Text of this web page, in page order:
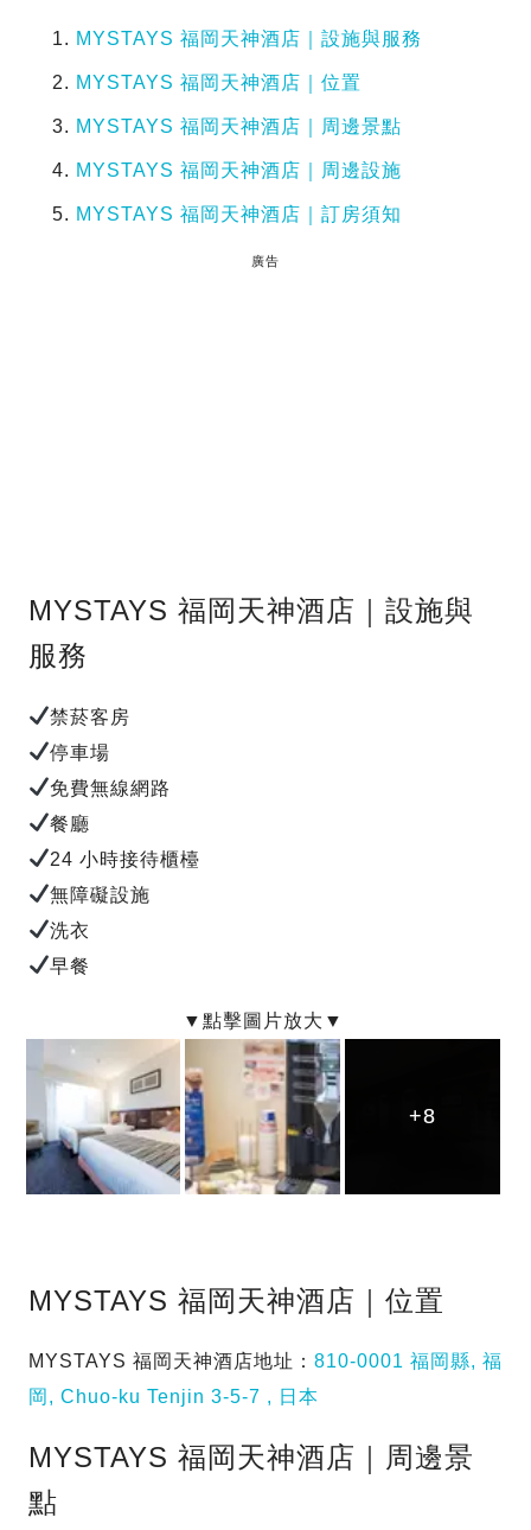
MYSTAYS 福岡天神酒店｜設施與服務
MYSTAYS 福岡天神酒店｜位置
MYSTAYS 福岡天神酒店｜周邊景點
MYSTAYS 福岡天神酒店｜周邊設施
MYSTAYS 福岡天神酒店｜訂房須知
廣告
MYSTAYS 福岡天神酒店｜設施與
服務
禁菸客房
停車場
免費無線網路
餐廳
24 小時接待櫃檯
無障礙設施
洗衣
早餐
+8
+8
+8
MYSTAYS 福岡天神酒店｜位置
MYSTAYS 福岡天神酒店地址： 810-0001 福岡縣, 福
岡, Chuo-ku Tenjin 3-5-7 , 日本
MYSTAYS 福岡天神酒店｜周邊景
點